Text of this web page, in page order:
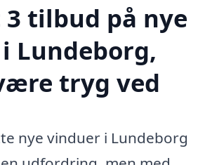
3 tilbud på nye
Lundeborg,
tryg ved
nye vinduer i Lundeborg